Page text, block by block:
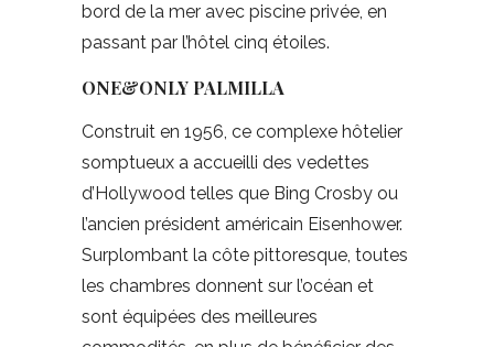
bord de la mer avec piscine privée, en
passant par l’hôtel cinq étoiles.
ONE&ONLY PALMILLA
Construit en 1956, ce complexe hôtelier
somptueux a accueilli des vedettes
d’Hollywood telles que Bing Crosby ou
l’ancien président américain Eisenhower.
Surplombant la côte pittoresque, toutes
les chambres donnent sur l’océan et
sont équipées des meilleures